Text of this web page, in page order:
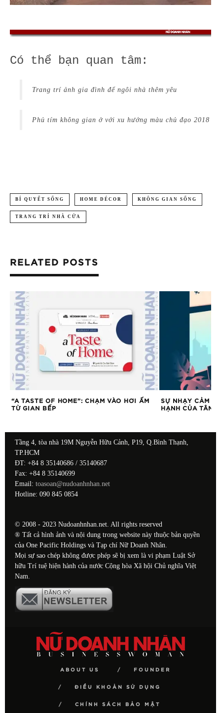
Có thể bạn quan tâm:
Trang trí ảnh gia đình để ngôi nhà thêm yêu
Phủ tím không gian ở với xu hướng màu chủ đạo 2018
BÍ QUYẾT SỐNG HOME DÉCOR KHÔNG GIAN SỐNG
TRANG TRÍ NHÀ CỬA
RELATED POSTS
“A TASTE OF HOME”: CHẠM VÀO HƠI ẤM
TỪ GIAN BẾP
SỰ NHẠY CẢM –
HẠNH CỦA TÂM
Tầng 4, tòa nhà 19M Nguyễn Hữu Cảnh, P19, Q.Bình Thạnh,
TP.HCM
ĐT: +84 8 35140686 / 35140687
Fax: +84 8 35140699
Email: toasoan@nudoanhnhan.net
Hotline: 090 845 0854
© 2008 - 2023 Nudoanhnhan.net. All rights reserved
® Tất cả hình ảnh và nội dung trong website này thuộc bản quyền
của One Pacific Holdings và Tạp chí Nữ Doanh Nhân.
Mọi sự sao chép không được phép sẽ bị xem là vi phạm Luật Sở
hữu Trí tuệ hiện hành của nước Cộng hòa Xã hội Chủ nghĩa Việt
Nam.
ABOUT US FOUNDER
ĐIỀU KHOẢN SỬ DỤNG
CHÍNH SÁCH BẢO MẬT